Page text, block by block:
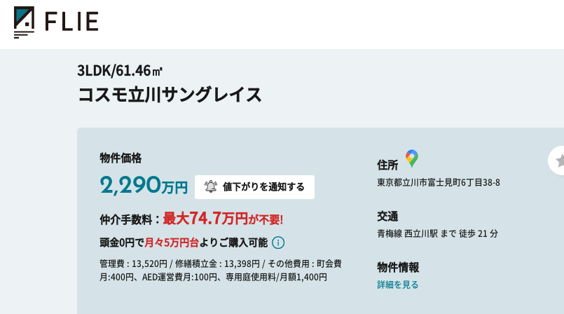
3LDK/61.46㎡
コスモ立川サングレイス
物件価格
2,290万円 値下がりを通知する
仲介手数料： 最大74.7万円 が不要!
頭金0円で月々5万円台よりご購入可能
管理費 : 13,520円 / 修繕積立金 : 13,398円 / その他費用 : 町会費
月:400円、AED運営費月:100円、専用庭使用料/月額1,400円
住所
東京都立川市富士見町6丁目38-8
交通
青梅線 西立川駅 まで 徒歩 21 分
物件情報
詳細を見る